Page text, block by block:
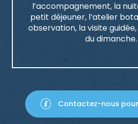
l’accompagnement, la
petit déjeuner, l’atelier
observation, la visite
du dimanche.
Contactez-nous